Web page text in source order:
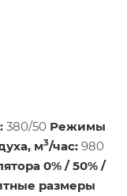
380/50 Режимы
м3/час: 980
0% / 50% /
размеры